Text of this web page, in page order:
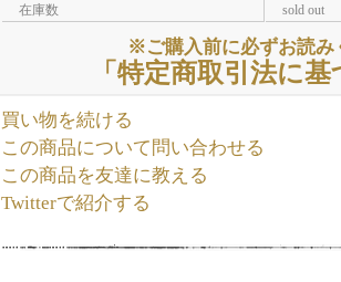
在庫数
sold out
※ご購入前に必ずお読み
「特定商取引法に
買い物を続ける
この商品について問い合わせる
この商品を友達に教える
Twitterで紹介する